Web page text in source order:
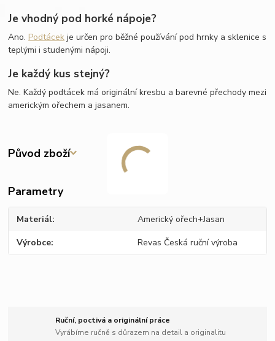
Je vhodný pod horké nápoje?
Ano. Podtácek je určen pro běžné používání pod hrnky a sklenice s
teplými i studenými nápoji.
Je každý kus stejný?
Ne. Každý podtácek má originální kresbu a barevné přechody mezi
americkým ořechem a jasanem.
Původ zboží
Parametry
Materiál Americký ořech+Jasan
Výrobce Revas Česká ruční výroba
Ruční, poctivá a originální práce
Vyrábíme ručně s důrazem na detail a originalitu